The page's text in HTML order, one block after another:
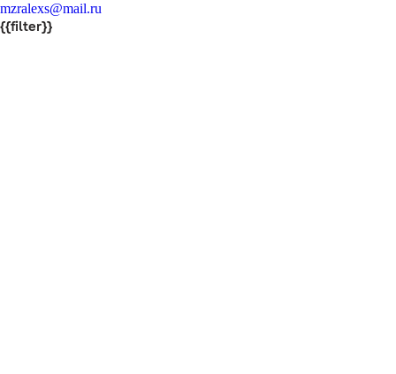
mzralexs@mail.ru
{{filter}}